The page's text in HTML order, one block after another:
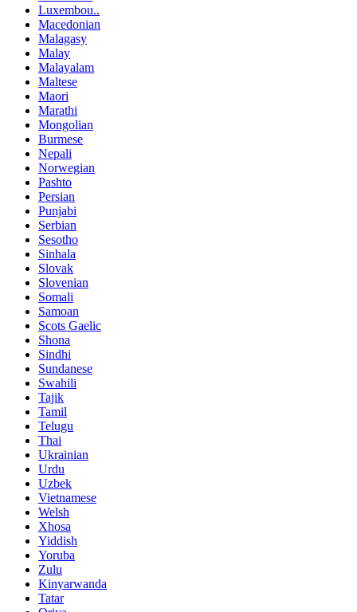
Luxembou..
Macedonian
Malagasy
Malay
Malayalam
Maltese
Maori
Marathi
Mongolian
Burmese
Nepali
Norwegian
Pashto
Persian
Punjabi
Serbian
Sesotho
Sinhala
Slovak
Slovenian
Somali
Samoan
Scots Gaelic
Shona
Sindhi
Sundanese
Swahili
Tajik
Tamil
Telugu
Thai
Ukrainian
Urdu
Uzbek
Vietnamese
Welsh
Xhosa
Yiddish
Yoruba
Zulu
Kinyarwanda
Tatar